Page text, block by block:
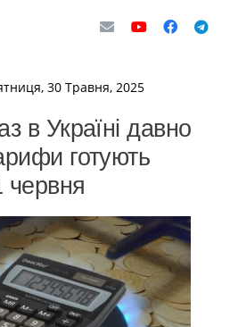
30 Травня, 2025
в Україні давно
готують
червня